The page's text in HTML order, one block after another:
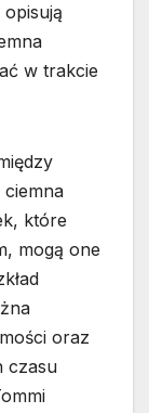
w trakcie
które
mogą one
oraz
czasu